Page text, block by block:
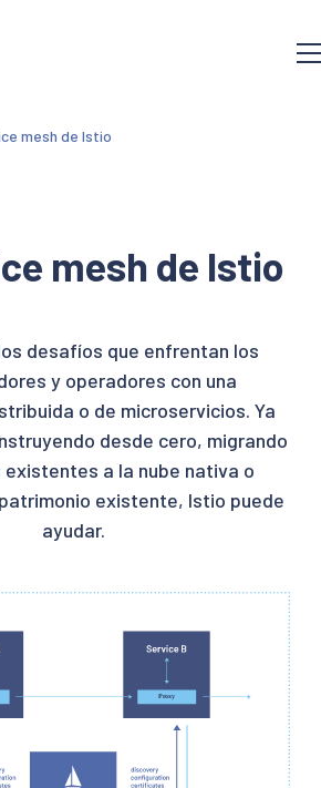
mesh de Istio
mesh de Istio
desafíos que enfrentan los
y operadores con una
o de microservicios. Ya
desde cero, migrando
a la nube nativa o
existente, Istio puede
ayudar.